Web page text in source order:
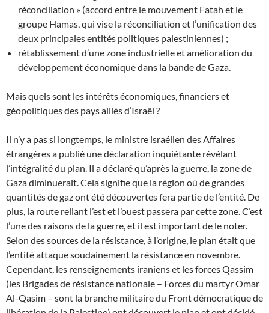
réconciliation » (accord entre le mouvement Fatah et le
groupe Hamas, qui vise la réconciliation et l’unification des
deux principales entités politiques palestiniennes) ;
rétablissement d’une zone industrielle et amélioration du
développement économique dans la bande de Gaza.
Mais quels sont les intérêts économiques, financiers et
géopolitiques des pays alliés d’Israël ?
Il n’y a pas si longtemps, le ministre israélien des Affaires
étrangères a publié une déclaration inquiétante révélant
l’intégralité du plan. Il a déclaré qu’après la guerre, la zone de
Gaza diminuerait. Cela signifie que la région où de grandes
quantités de gaz ont été découvertes fera partie de l’entité. De
plus, la route reliant l’est et l’ouest passera par cette zone. C’est
l’une des raisons de la guerre, et il est important de le noter.
Selon des sources de la résistance, à l’origine, le plan était que
l’entité attaque soudainement la résistance en novembre.
Cependant, les renseignements iraniens et les forces Qassim
(les Brigades de résistance nationale – Forces du martyr Omar
Al-Qasim – sont la branche militaire du Front démocratique de